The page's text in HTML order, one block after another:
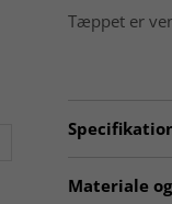
Tæppet er
Materiale